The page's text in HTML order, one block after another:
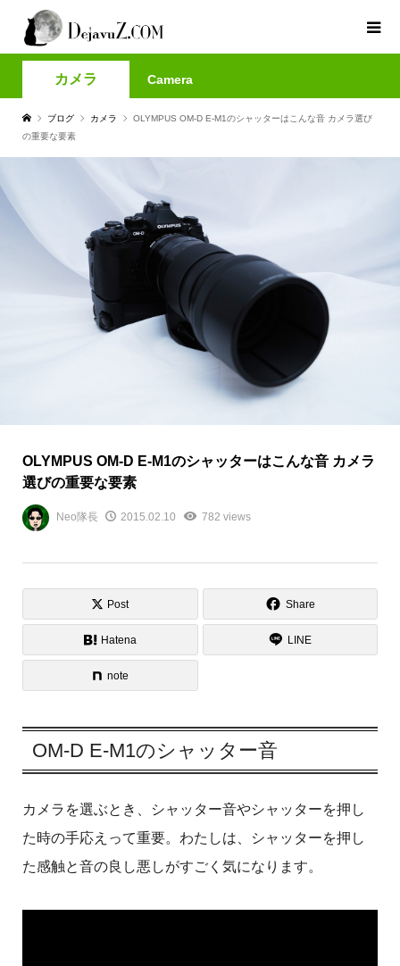
カメラ Camera
ブログ カメラ
OLYMPUS OM-D E-M1のシャッターはこんな音 カメラ選び
の重要な要素
OLYMPUS OM-D E-M1のシャッターはこんな音 カメラ
選びの重要な要素
Neo隊長 2015.02.10 782 views
Post Share
Hatena LINE
note
OM-D E-M1のシャッター音
カメラを選ぶとき、シャッター音やシャッターを押し
た時の手応えって重要。わたしは、シャッターを押し
た感触と音の良し悪しがすごく気になります。